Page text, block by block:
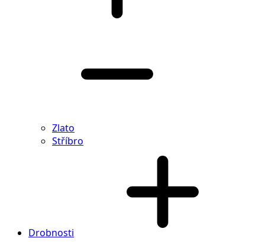
Zlato
Stříbro
Drobnosti